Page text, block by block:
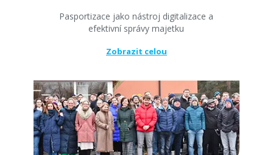
Pasportizace jako nástroj digitalizace a
efektivní správy majetku
Zobrazit celou